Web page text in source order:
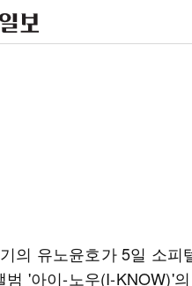
의 유노윤호가 5일 소피
'아이-노우(I-KNOW)'